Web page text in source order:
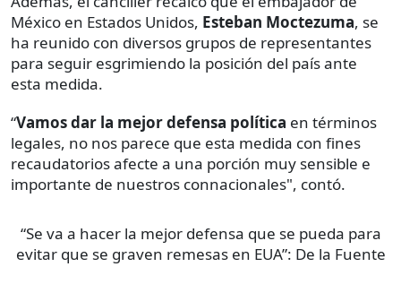
México en Estados Unidos, Esteban Moctezuma, se
ha reunido con diversos grupos de representantes
para seguir esgrimiendo la posición del país ante
esta medida.
“Vamos dar la mejor defensa política en términos
legales, no nos parece que esta medida con fines
recaudatorios afecte a una porción muy sensible e
importante de nuestros connacionales", contó.
“Se va a hacer la mejor defensa que se pueda para
evitar que se graven remesas en EUA”: De la Fuente